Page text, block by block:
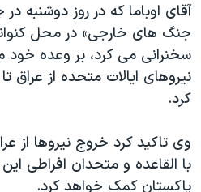
قانون شفافیت دارائی کادر رهبری
اعتراضات مردمی آبان ۹۸
اسرائیل در جنگ
نرگس محمدی برنده جایزه نوبل صلح
صفحه‌های ویژه
سفر پرزیدنت ترامپ به چین
آقای اوباما که در روز دوشنبه
جنگ های خارجی» در محل
سخنرانی می کرد، بر وعده خود
کرد.
وی تاکید کرد خروج نیروها از
با القاعده و متحدان افراطی
پاکستان کمک خواهد کرد.